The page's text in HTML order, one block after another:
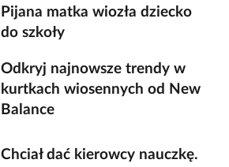
Pijana matka wiozła dziecko
do szkoły
Odkryj najnowsze trendy w
kurtkach wiosennych od New
Balance
Chciał dać kierowcy nauczkę.